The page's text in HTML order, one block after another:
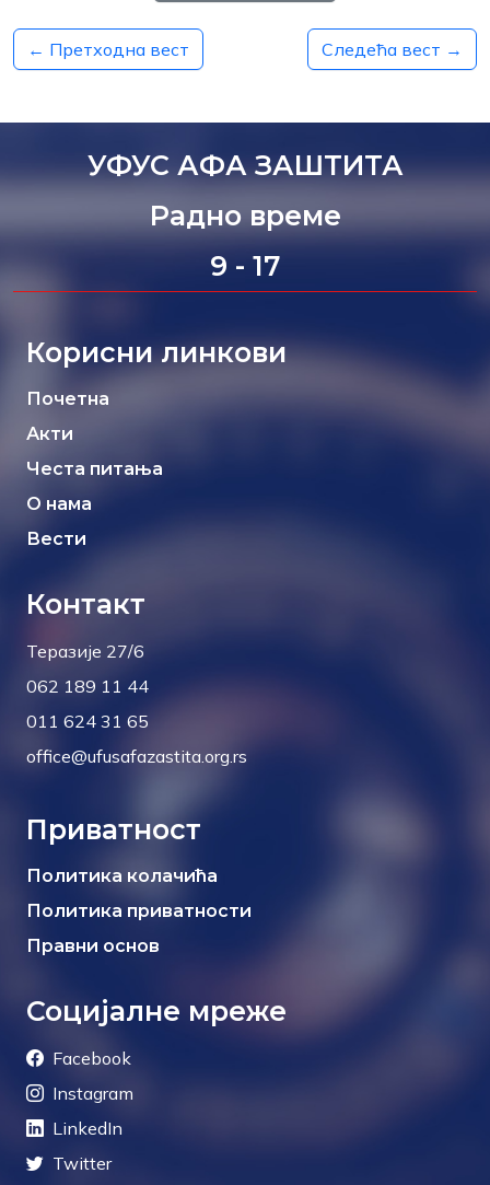
← Претходна вест Следећа вест →
УФУС АФА ЗАШТИТА
Радно време
9 - 17
Корисни линкови
Почетна
Акти
Честа питања
О нама
Вести
Контакт
Теразије 27/6
062 189 11 44
011 624 31 65
office@ufusafazastita.org.rs
Приватност
Политика колачића
Политика приватности
Правни основ
Социјалне мреже
Facebook
Instagram
LinkedIn
Twitter